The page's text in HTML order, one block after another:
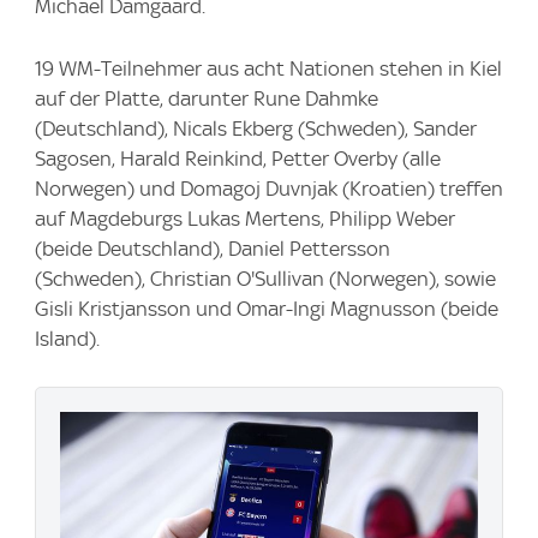
Michael Damgaard.
19 WM-Teilnehmer aus acht Nationen stehen in Kiel
auf der Platte, darunter Rune Dahmke
(Deutschland), Nicals Ekberg (Schweden), Sander
Sagosen, Harald Reinkind, Petter Overby (alle
Norwegen) und Domagoj Duvnjak (Kroatien) treffen
auf Magdeburgs Lukas Mertens, Philipp Weber
(beide Deutschland), Daniel Pettersson
(Schweden), Christian O'Sullivan (Norwegen), sowie
Gisli Kristjansson und Omar-Ingi Magnusson (beide
Island).